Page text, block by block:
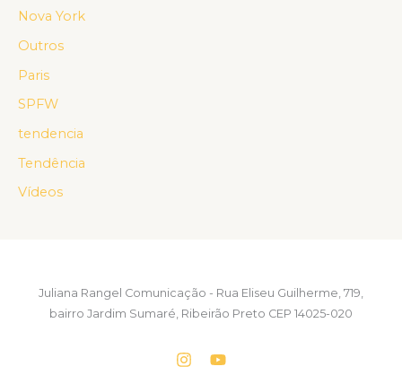
Nova York
Outros
Paris
SPFW
tendencia
Tendência
Vídeos
Juliana Rangel Comunicação - Rua Eliseu Guilherme, 719,
bairro Jardim Sumaré, Ribeirão Preto CEP 14025-020